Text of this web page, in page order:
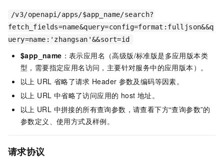
/v3/openapi/apps/$app_name/search?
fetch_fields=name&query=config=format:fulljson&&q
uery=name:'zhangsan'&&sort=id
$app_name ：表示应用名（高级版/标准版是多应用版本类
型，需要指定应用名访问，主要针对服务中的应用版本）。
以上 URL 省略了请求 Header 参数及编码等因素。
以上 URL 中省略了访问应用的 host 地址。
以上 URL 中拼接的所有查询参数，请查看下方“查询参数”的
参数定义、使用方式及样例。
请求协议